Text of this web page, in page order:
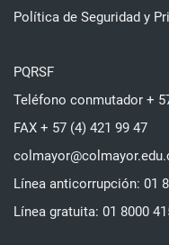
Política de Seguridad y
PQRSF
Teléfono conmutador +
FAX + 57 (4) 421 99 47
Línea anticorrupción: 01
Línea gratuita: 01 8000